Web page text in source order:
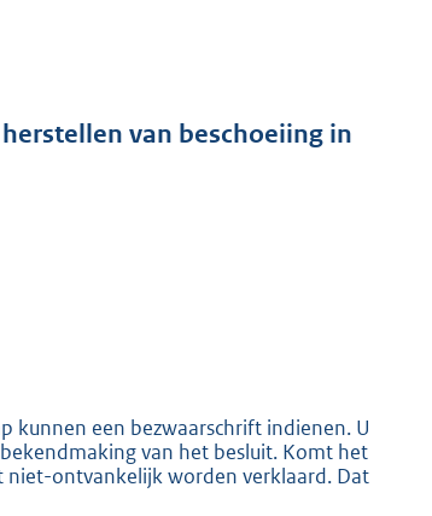
van beschoeiing in
kunnen een bezwaarschrift indienen. U
van het besluit. Komt het
niet-ontvankelijk worden verklaard. Dat